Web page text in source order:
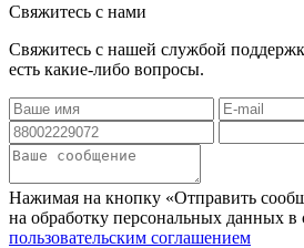
Свяжитесь с нами
Свяжитесь с нашей службой
есть какие-либо вопросы.
Нажимая на кнопку «Отправить
на обработку персональных данных в
пользовательским соглашением